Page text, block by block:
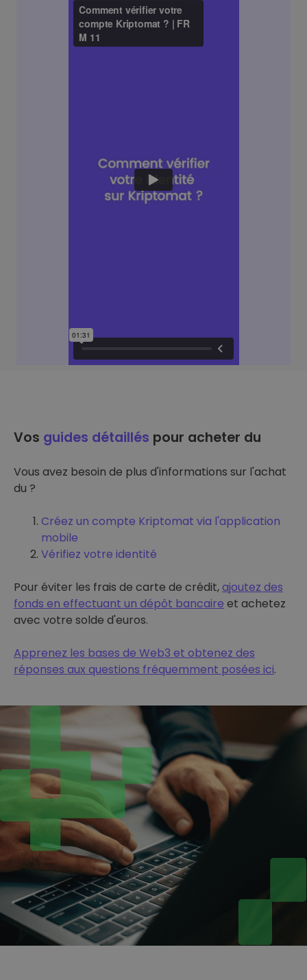
Vos guides détaillés pour acheter du
Vous avez besoin de plus d'informations sur l'achat
du ?
Créez un compte Kriptomat via l'application
mobile
Vérifiez votre identité
Pour éviter les frais de carte de crédit,ajoutez des
fonds en effectuant un dépôt bancaire et achetez
avec votre solde d'euros.
Apprenez les bases de Web3 et obtenez des
réponses aux questions fréquemment posées ici.